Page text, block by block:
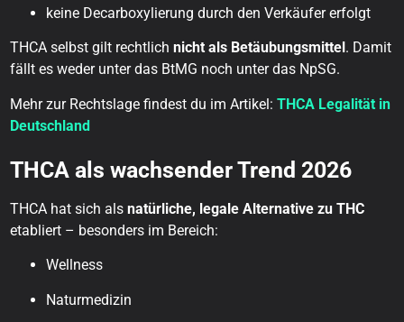
keine Decarboxylierung durch den Verkäufer erfolgt
THCA selbst gilt rechtlichnicht als Betäubungsmittel . Damit
fällt es weder unter das BtMG noch unter das NpSG.
Mehr zur Rechtslage findest du im Artikel:THCA Legalität in
Deutschland
THCA als wachsender Trend 2026
THCA hat sich alsnatürliche, legale Alternative zu THC
etabliert – besonders im Bereich:
Wellness
Naturmedizin